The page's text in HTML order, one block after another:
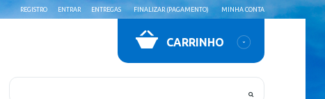
REGISTRO ENTRAR ENTREGAS FINALIZAR (PAGAMENTO) MINHA CONTA
CARRINHO